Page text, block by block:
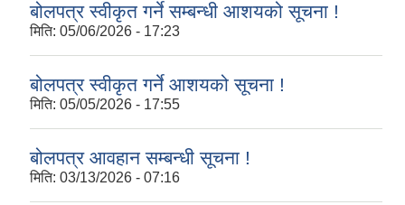
बोलपत्र स्वीकृत गर्ने सम्बन्धी आशयको सूचना !
मिति: 05/06/2026 - 17:23
बोलपत्र स्वीकृत गर्ने आशयको सूचना !
मिति: 05/05/2026 - 17:55
बोलपत्र आवहान सम्बन्धी सूचना !
मिति: 03/13/2026 - 07:16